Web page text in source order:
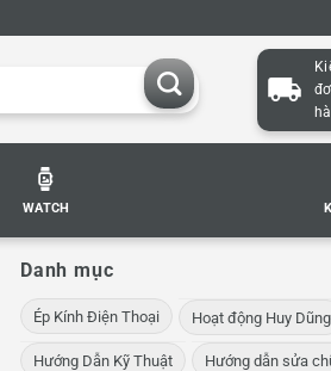
WATCH
Danh mục
Ép Kính Điện Thoại Hoạt động Huy Dũng
Hướng Dẫn Kỹ Thuật Hướng dẫn sửa